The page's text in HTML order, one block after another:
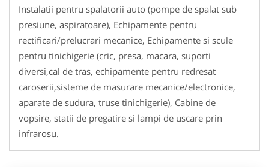
Instalatii pentru spalatorii auto (pompe de spalat sub
presiune, aspiratoare), Echipamente pentru
rectificari/prelucrari mecanice, Echipamente si scule
pentru tinichigerie (cric, presa, macara, suporti
diversi,cal de tras, echipamente pentru redresat
caroserii,sisteme de masurare mecanice/electronice,
aparate de sudura, truse tinichigerie), Cabine de
vopsire, statii de pregatire si lampi de uscare prin
infrarosu.